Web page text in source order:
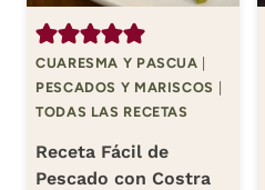
CUARESMA Y PASCUA
PESCADOS Y MARISCOS
TODAS LAS RECETAS
Receta Fácil de
Pescado con Costra